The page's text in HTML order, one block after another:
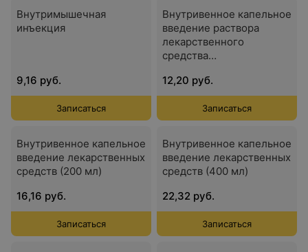
Внутримышечная
инъекция
9,16 руб.
Записаться
Внутривенное капельное
введение раствора
лекарственного
средства
объемом 100 мл
12,20 руб.
Записаться
Внутривенное капельное
введение лекарственных
средств (200 мл)
16,16 руб.
Записаться
Внутривенное капельное
введение лекарственных
средств (400 мл)
22,32 руб.
Записаться